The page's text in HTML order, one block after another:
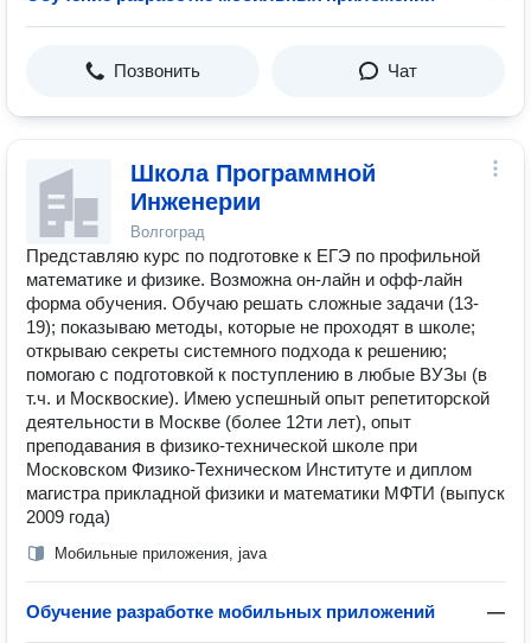
Позвонить Чат
Школа Программной
Инженерии
Волгоград
Представляю курс по подготовке к ЕГЭ по профильной
математике и физике. Возможна он-лайн и офф-лайн
форма обучения. Обучаю решать сложные задачи (13-
19); показываю методы, которые не проходят в школе;
открываю секреты системного подхода к решению;
помогаю с подготовкой к поступлению в любые ВУЗы (в
т.ч. и Москвоские). Имею успешный опыт репетиторской
деятельности в Москве (более 12ти лет), опыт
преподавания в физико-технической школе при
Московском Физико-Техническом Институте и диплом
магистра прикладной физики и математики МФТИ (выпуск
2009 года)
Мобильные приложения, java
Обучение разработке мобильных приложений —